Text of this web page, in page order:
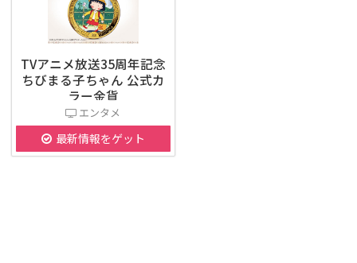
TVアニメ放送35周年記念
ちびまる子ちゃん 公式カ
ラー金貨
エンタメ
最新情報をゲット